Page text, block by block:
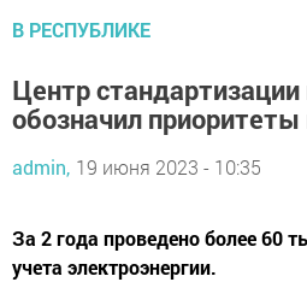
В РЕСПУБЛИКЕ
Центр
обозначил приоритеты
admin, 19 июня 2023 - 10:35
За 2 года проведено более 60
учета электроэнергии.